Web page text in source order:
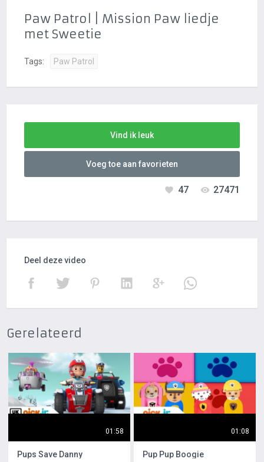
Paw Patrol | Mission Paw liedje
met Sweetie
Tags: Paw Patrol
Vind ik leuk
Voeg toe aan favorieten
27471
47
Deel deze video
Gerelateerd
01:58
Pups Save Danny
01:08
Pup Pup Boogie